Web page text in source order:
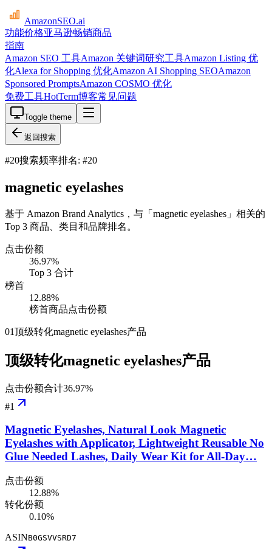
AmazonSEO.ai
功能价格亚马逊畅销商品
指南
Amazon SEO 工具Amazon 关键词研究工具Amazon Listing 优
化Alexa for Shopping 优化Amazon AI Shopping SEOAmazon
Sponsored PromptsAmazon COSMO 优化
免费工具HotTerm博客常见问题
Toggle theme
返回搜索
#20搜索频率排名: #20
magnetic eyelashes
基于 Amazon Brand Analytics，与「magnetic eyelashes」相关的
Top 3 商品、类目和品牌排名。
点击份额
36.97%
Top 3 合计
榜首
12.88%
榜首商品点击份额
01顶级转化magnetic eyelashes产品
顶级转化magnetic eyelashes产品
点击份额合计36.97%
#1
Magnetic Eyelashes, Natural Look Magnetic
Eyelashes with Applicator, Lightweight Reusable No
Glue Needed Lashes, Daily Wear Kit for All-Day…
点击份额
12.88%
转化份额
0.10%
ASINB0GSVVSRD7